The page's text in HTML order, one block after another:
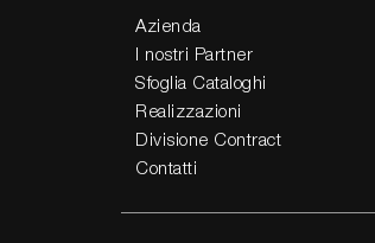
Azienda
I nostri Partner
Sfoglia Cataloghi
Realizzazioni
Divisione Contract
Contatti